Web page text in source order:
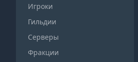
Игроки
Гильдии
Серверы
Фракции